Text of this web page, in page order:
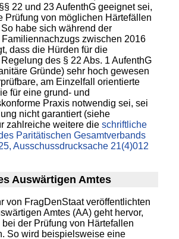
22 und 23 AufenthG geeignet sei,
Prüfung von möglichen Härtefällen
habe sich während der
zwischen 2016
dass die Hürden für die
des § 22 Abs. 1 AufenthG
Gründe) sehr hoch gewesen
am Einzelfall orientierte
für eine grund- und
Praxis notwendig sei, sei
nicht garantiert (siehe
zahlreiche weitere die schriftliche
Paritätischen Gesamtverbands
Ausschussdrucksache 21(4)012
Auswärtigen Amtes
von FragDenStaat veröffentlichten
Amtes (AA) geht hervor,
der Prüfung von Härtefallen
So wird beispielsweise eine